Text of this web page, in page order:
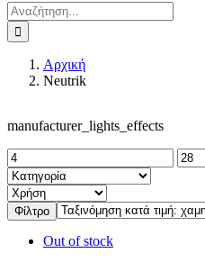
Αναζήτηση
για:
Αρχική
Neutrik
manufacturer_lights_effects
Φίλτρο
Out of stock